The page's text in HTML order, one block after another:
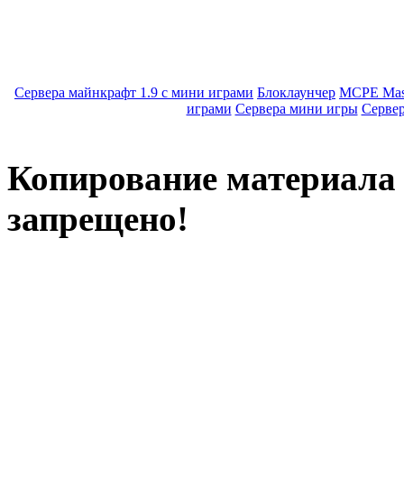
Сервера майнкрафт 1.9 с мини играми Блоклаунчер MCPE
играми Сервера мини игры
Копирование материала
запрещено!